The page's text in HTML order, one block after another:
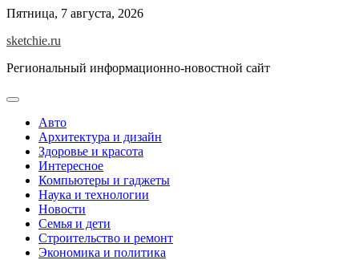
Skip
content
Пятница, 7 августа, 2026
sketchie.ru
Региональный информационно-новостной сайт
Авто
Архитектура и дизайн
Здоровье и красота
Интересное
Компьютеры и гаджеты
Наука и технологии
Новости
Семья и дети
Строительство и ремонт
Экономика и политика